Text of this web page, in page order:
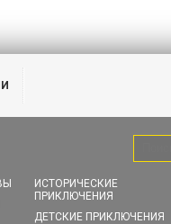
ИСТОРИЧЕСКИЕ
ПРИКЛЮЧЕНИЯ
ДЕТСКИЕ ПРИКЛЮЧЕНИЯ